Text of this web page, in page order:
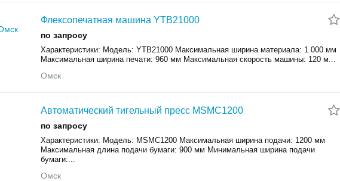
Флексопечатная машина YTB21000
по запросу
Характеристики: Модель: YTB21000 Максимальная ширина материала: 1 000 мм
Максимальная ширина печати: 960 мм Максимальная скорость машины: 120 м...
Омск
Автоматический тигельный пресс MSMC1200
по запросу
Характеристики: Модель: MSMC1200 Максимальная ширина подачи: 1200 мм
Максимальная длина подачи бумаги: 900 мм Минимальная ширина подачи
бумаги:...
Омск